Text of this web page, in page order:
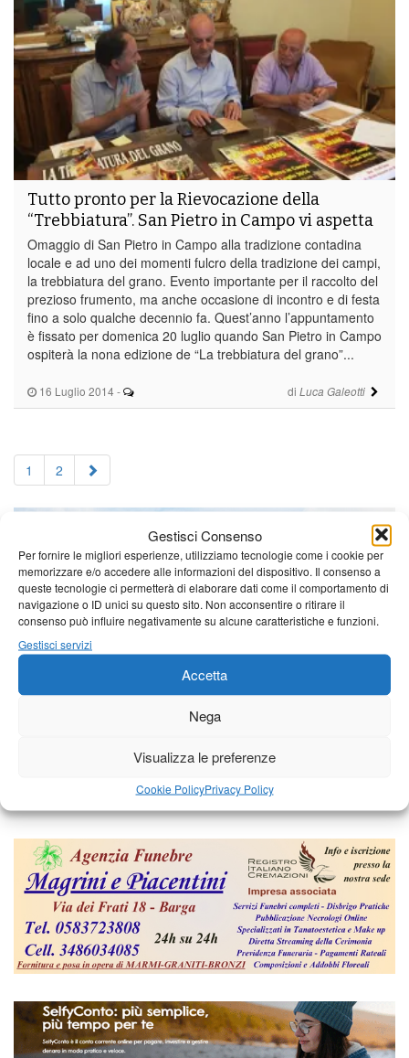
Gestisci Consenso
Per fornire le migliori esperienze, utilizziamo tecnologie come i cookie per
memorizzare e/o accedere alle informazioni del dispositivo. Il consenso a
queste tecnologie ci permetterà di elaborare dati come il comportamento di
navigazione o ID unici su questo sito. Non acconsentire o ritirare il
consenso può influire negativamente su alcune caratteristiche e funzioni.
Gestisci servizi
Accetta
Nega
Visualizza le preferenze
Cookie PolicyPrivacy Policy
16 Luglio 2014 - di Luca Galeotti
Tutto pronto per la Rievocazione della
“Trebbiatura”. San Pietro in Campo vi aspetta
Omaggio di San Pietro in Campo alla tradizione contadina
locale e ad uno dei momenti fulcro della tradizione dei campi,
la trebbiatura del grano. Evento importante per il raccolto del
prezioso frumento, ma anche occasione di incontro e di festa
fino a solo qualche decennio fa. Quest’anno l’appuntamento
è fissato per domenica 20 luglio quando San Pietro in Campo
ospiterà la nona edizione de “La trebbiatura del grano”...
1 2